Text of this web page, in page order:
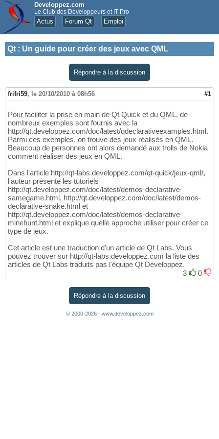
Developpez.com
Le Club des Développeurs et IT Pro
Actus Forum Qt Emploi
Qt : Un guide pour créer des jeux avec QML
Répondre à la discussion
frifri59, le 20/10/2010 à 08h56 #1
Pour faciliter la prise en main de Qt Quick et du QML, de
nombreux exemples sont fournis avec la
http://qt.developpez.com/doc/latest/qdeclarativeexamples.html.
Parmi ces exemples, on trouve des jeux réalisés en QML.
Beaucoup de personnes ont alors demandé aux trolls de Nokia
comment réaliser des jeux en QML.
Dans l'article http://qt-labs.developpez.com/qt-quick/jeux-qml/,
l'auteur présente les tutoriels
http://qt.developpez.com/doc/latest/demos-declarative-
samegame.html, http://qt.developpez.com/doc/latest/demos-
declarative-snake.html et
http://qt.developpez.com/doc/latest/demos-declarative-
minehunt.html et explique quelle approche utiliser pour créer ce
type de jeux.
Cet article est une traduction d'un article de Qt Labs. Vous
pouvez trouver sur http://qt-labs.developpez.com la liste des
articles de Qt Labs traduits pas l'équipe Qt Développez.
3
0
Répondre à la discussion
© 2000-2026 - www.developpez.com